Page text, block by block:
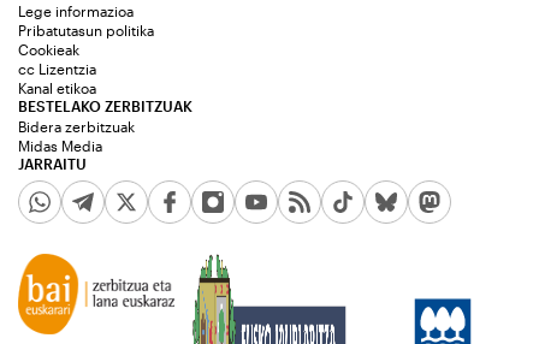
JARRAITU
Lege informazioa
Pribatutasun politika
Cookieak
cc Lizentzia
Kanal etikoa
BESTELAKO ZERBITZUAK
Bidera zerbitzuak
Midas Media